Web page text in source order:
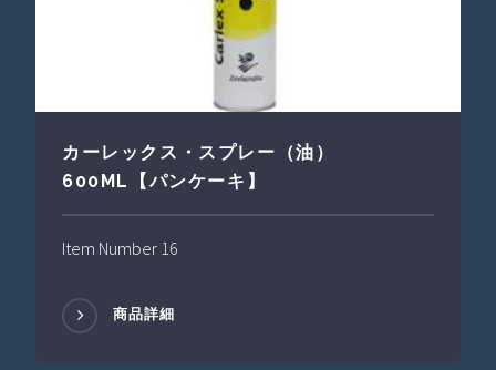
カーレックス・スプレー（油）
600ML【パンケーキ】
Item Number 16
商品詳細